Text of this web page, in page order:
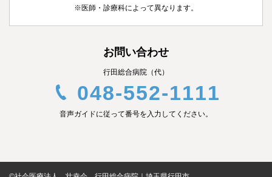
※医師・診療科によって異なります。
お問い合わせ
行田総合病院（代）
048-552-1111
音声ガイドに従って番号を入力してください。